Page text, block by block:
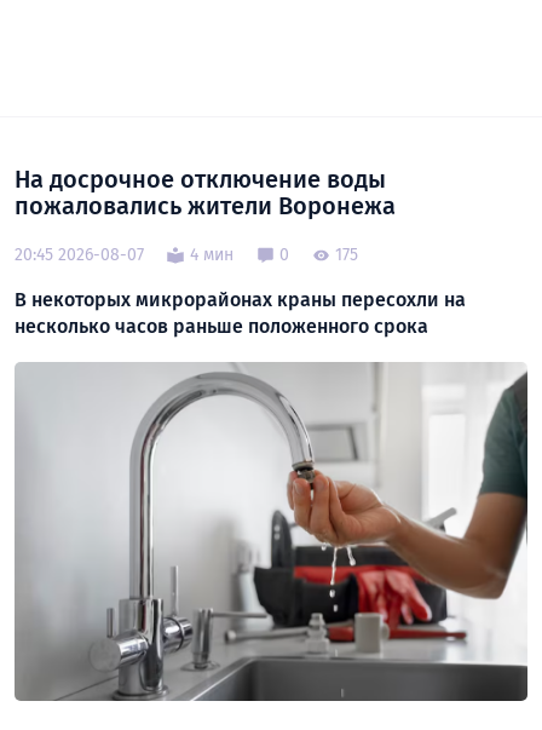
На досрочное отключение воды
пожаловались жители Воронежа
20:45 2026-08-07 4 мин 0 175
В некоторых микрорайонах краны пересохли на
несколько часов раньше положенного срока